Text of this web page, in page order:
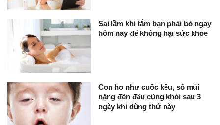
Sai lầm khi tắm bạn phải bỏ ngay
hôm nay để không hại sức khoẻ
Con ho như cuốc kêu, sổ mũi
nặng đến đâu cũng khỏi sau 3
ngày khi dùng thứ này